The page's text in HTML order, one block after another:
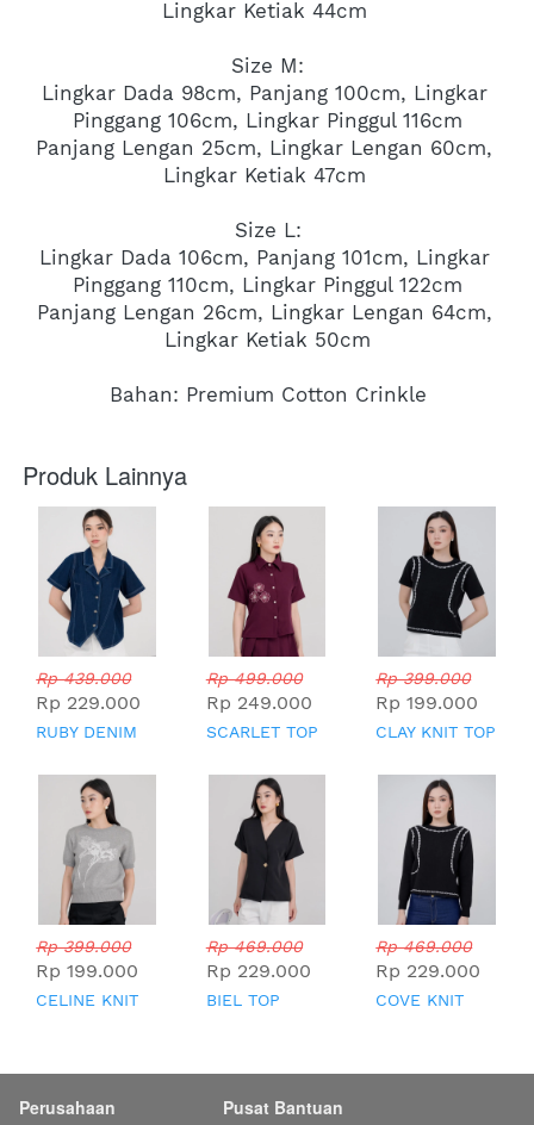
Lingkar Ketiak 44cm
Size M:
Lingkar Dada 98cm, Panjang 100cm, Lingkar
Pinggang 106cm, Lingkar Pinggul 116cm
Panjang Lengan 25cm, Lingkar Lengan 60cm,
Lingkar Ketiak 47cm
Size L:
Lingkar Dada 106cm, Panjang 101cm, Lingkar
Pinggang 110cm, Lingkar Pinggul 122cm
Panjang Lengan 26cm, Lingkar Lengan 64cm,
Lingkar Ketiak 50cm
Bahan: Premium Cotton Crinkle
Produk Lainnya
Rp 439.000
Rp 229.000
RUBY DENIM
Rp 499.000
Rp 249.000
SCARLET TOP
Rp 399.000
Rp 199.000
CLAY KNIT TOP
Rp 399.000
Rp 199.000
CELINE KNIT
Rp 469.000
Rp 229.000
BIEL TOP
Rp 469.000
Rp 229.000
COVE KNIT
Perusahaan Pusat Bantuan